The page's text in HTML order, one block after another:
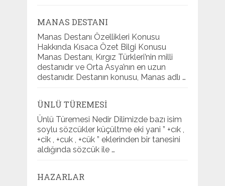
MANAS DESTANI
Manas Destanı Özellikleri Konusu
Hakkında Kısaca Özet Bilgi Konusu
Manas Destanı, Kırgız Türkleri’nin milli
destanıdır ve Orta Asya’nın en uzun
destanıdır. Destanın konusu, Manas adlı …
ÜNLÜ TÜREMESI
Ünlü Türemesi Nedir Dilimizde bazı isim
soylu sözcükler küçültme eki yani ” +cık ,
+cik , +cuk , +cük ” eklerinden bir tanesini
aldığında sözcük ile …
HAZARLAR